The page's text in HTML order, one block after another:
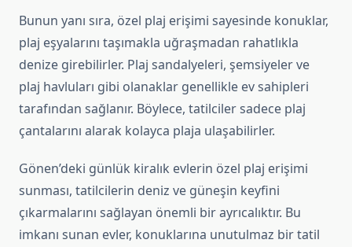
Bunun yanı sıra, özel plaj erişimi sayesinde konuklar,
plaj eşyalarını taşımakla uğraşmadan rahatlıkla
denize girebilirler. Plaj sandalyeleri, şemsiyeler ve
plaj havluları gibi olanaklar genellikle ev sahipleri
tarafından sağlanır. Böylece, tatilciler sadece plaj
çantalarını alarak kolayca plaja ulaşabilirler.
Gönen’deki günlük kiralık evlerin özel plaj erişimi
sunması, tatilcilerin deniz ve güneşin keyfini
çıkarmalarını sağlayan önemli bir ayrıcalıktır. Bu
imkanı sunan evler, konuklarına unutulmaz bir tatil